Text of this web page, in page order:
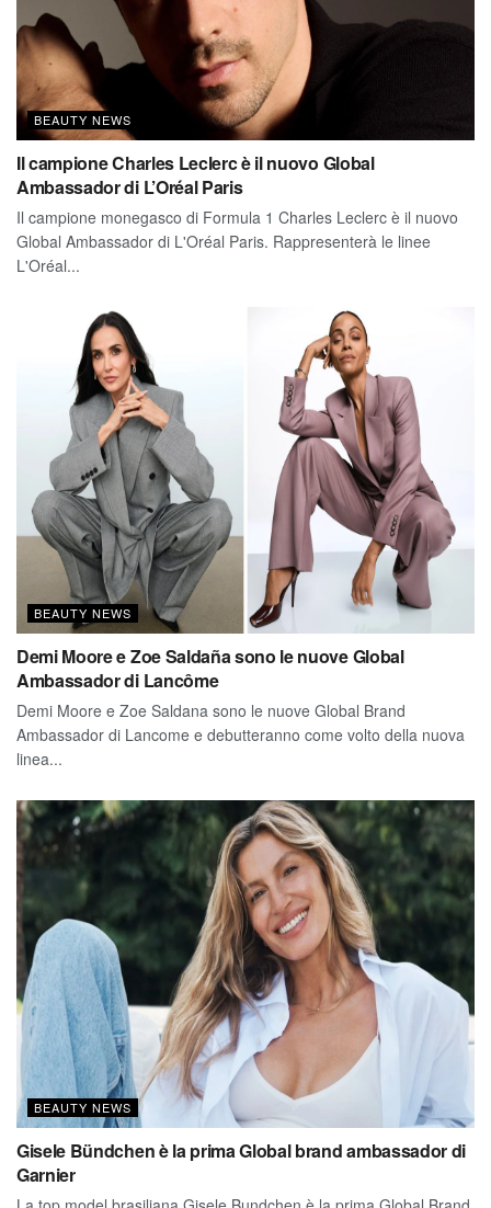
BEAUTY NEWS
Il campione Charles Leclerc è il nuovo Global
Ambassador di L’Oréal Paris
Il campione monegasco di Formula 1 Charles Leclerc è il nuovo
Global Ambassador di L'Oréal Paris. Rappresenterà le linee
L'Oréal...
BEAUTY NEWS
Demi Moore e Zoe Saldaña sono le nuove Global
Ambassador di Lancôme
Demi Moore e Zoe Saldana sono le nuove Global Brand
Ambassador di Lancome e debutteranno come volto della nuova
linea...
BEAUTY NEWS
Gisele Bündchen è la prima Global brand ambassador di
Garnier